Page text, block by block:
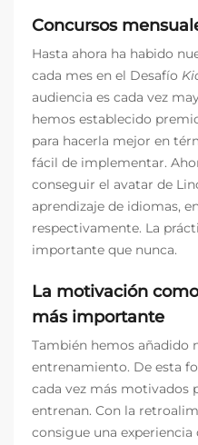
Concursos
Hasta ahora ha habido
cada mes en el Desafío
audiencia es cada vez
hemos establecido
para hacerla mejor en
fácil de implementar.
conseguir el avatar de
aprendizaje de idiomas,
respectivamente. La
importante que nunca.
La motivación
más importante
También hemos añadido
entrenamiento. De esta
cada vez más motivados
entrenan. Con la
consigue una experiencia